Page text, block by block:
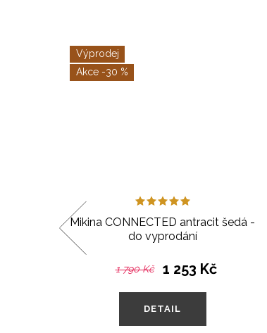
Výprodej
-30 %
Mikina CONNECTED antracit šedá -
do vyprodání
1 790 Kč 1 253 Kč
DETAIL